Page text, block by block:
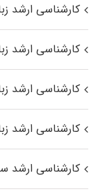
کارشناسی ارشد
کارشناسی ارشد
کارشناسی ارشد
کارشناسی ارشد
کارشناسی ارشد